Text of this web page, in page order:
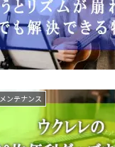
ンテナンス